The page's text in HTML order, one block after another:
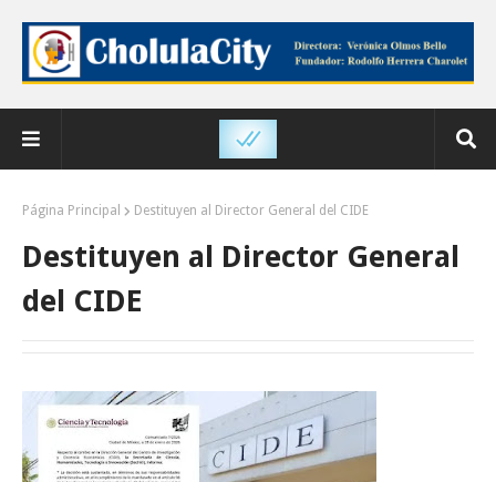
Página Principal Destituyen al Director General del CIDE
Destituyen al Director General
del CIDE